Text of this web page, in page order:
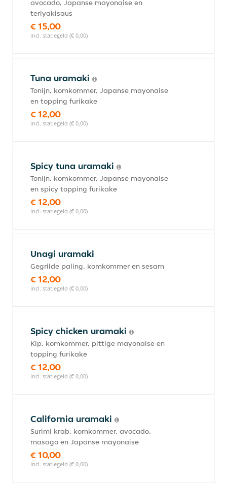
avocado, Japanse mayonaise en
teriyakisaus
€ 15,00
incl. statiegeld (€ 0,00)
Tuna uramaki
Tonijn, komkommer, Japanse mayonaise
en topping furikake
€ 12,00
incl. statiegeld (€ 0,00)
Spicy tuna uramaki
Tonijn, komkommer, Japanse mayonaise
en spicy topping furikake
€ 12,00
incl. statiegeld (€ 0,00)
Unagi uramaki
Gegrilde paling, komkommer en sesam
€ 12,00
incl. statiegeld (€ 0,00)
Spicy chicken uramaki
Kip, komkommer, pittige mayonaise en
topping furikake
€ 12,00
incl. statiegeld (€ 0,00)
California uramaki
Surimi krab, komkommer, avocado,
masago en Japanse mayonaise
€ 10,00
incl. statiegeld (€ 0,00)